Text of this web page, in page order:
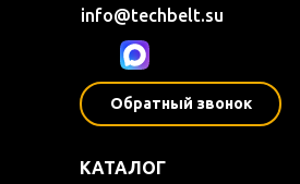
КАТАЛОГ
Обратный звонок
info@techbelt.su